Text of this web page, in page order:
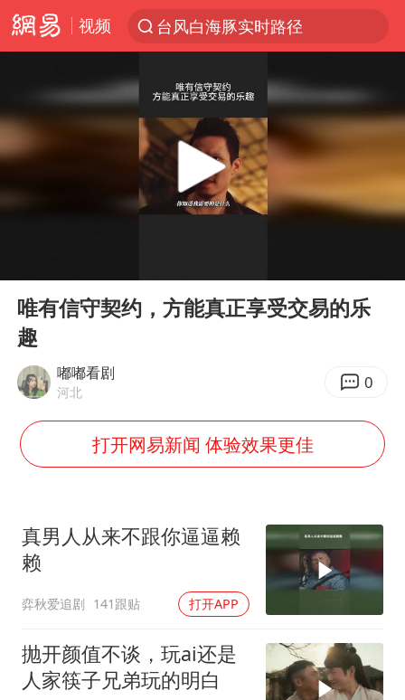
视频
台风白海豚实时路径
沙特土耳其巴基斯坦签署共同防务协议
中医教你一招提升气血
全球首个长时储能一体化产业园量产
U17国足点球大战淘汰河床晋级决赛
胡彦斌获《歌手2026》歌王
38岁演员求职万岁山NPC成功
国防部：中国军队坚决反制任何闹海挑衅图谋
我国外贸延续良好增长态势
夯实基础开新局
Play
唯有信守契约，方能真正享受交易的乐
趣
嘟嘟看剧
河北 0
打开网易新闻 体验效果更佳
真男人从来不跟你逼逼赖
赖
弈秋爱追剧 141跟贴 打开APP
抛开颜值不谈，玩ai还是
人家筷子兄弟玩的明白